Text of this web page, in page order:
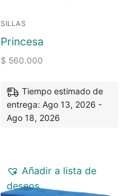
SILLAS
Princesa
$ 560.000
Tiempo estimado de
entrega: Ago 13, 2026 -
Ago 18, 2026
Añadir a lista de
deseos